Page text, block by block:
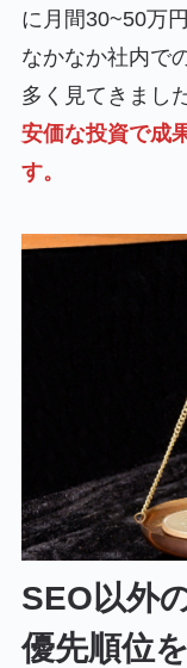
に月間30~50万
なかなか社内で
多く見てきました
安価な投資で成
す。
SEO以外
優先順位